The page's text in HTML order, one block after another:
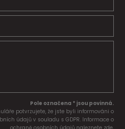
Pole označena * jsou povinná.
potvrzujete, že jste byli informováni o
údajů v souladu s GDPR. Informace o